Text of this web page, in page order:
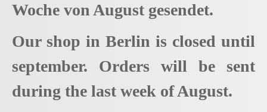
Woche von August gesendet.
Our shop in Berlin is closed until
september. Orders will be sent
during the last week of August.